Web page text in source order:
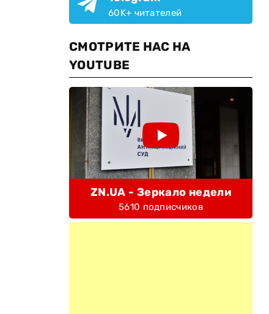
60K+ читателей
СМОТРИТЕ НАС НА
YOUTUBE
ZN.UA - Зеркало недели
5610 подписчиков